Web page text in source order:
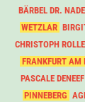
BÄRBEL DR.
WETZLAR
CHRISTOPH
FRANKFURT
PASCALE DENEEF
PINNEBERG